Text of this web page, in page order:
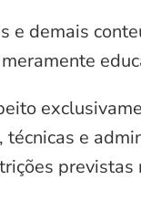
e demais
e